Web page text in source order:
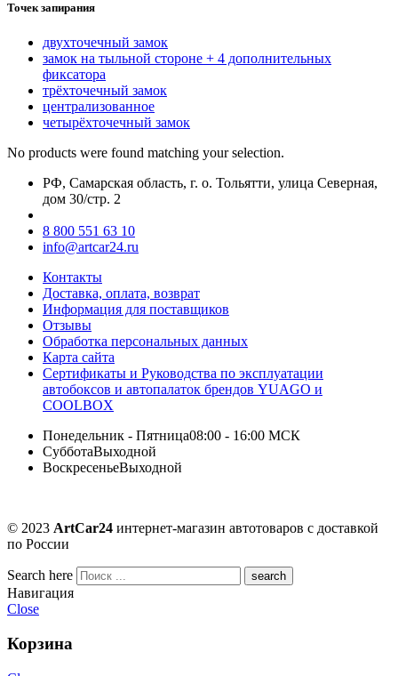
Точек запирания
двухточечный замок
замок на тыльной стороне + 4 дополнительных
фиксатора
трёхточечный замок
централизованное
четырёхточечный замок
No products were found matching your selection.
РФ, Самарская область, г. о. Тольятти, улица Северная,
дом 30/стр. 2
8 800 551 63 10
info@artcar24.ru
Контакты
Доставка, оплата, возврат
Информация для поставщиков
Отзывы
Обработка персональных данных
Карта сайта
Сертификаты и Руководства по эксплуатации
автобоксов и автопалаток брендов YUAGO и
COOLBOX
Понедельник - Пятница08:00 - 16:00 МСК
СубботаВыходной
ВоскресеньеВыходной
© 2023 ArtCar24 интернет-магазин автотоваров с доставкой
по России
Search here
Навигация
Close
Корзина